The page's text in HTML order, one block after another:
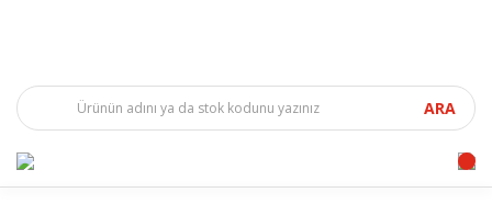
ARA